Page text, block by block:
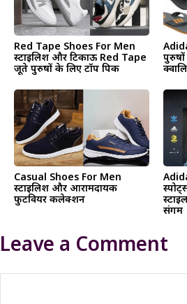
Red Tape Shoes For Men
स्टाइलिश और टिकाऊ Red Tape
जूते पुरुषों के लिए टॉप पिक
Casual Shoes For Men
स्टाइलिश और आरामदायक
फुटवियर कलेक्शन
संगम
Leave a Comment